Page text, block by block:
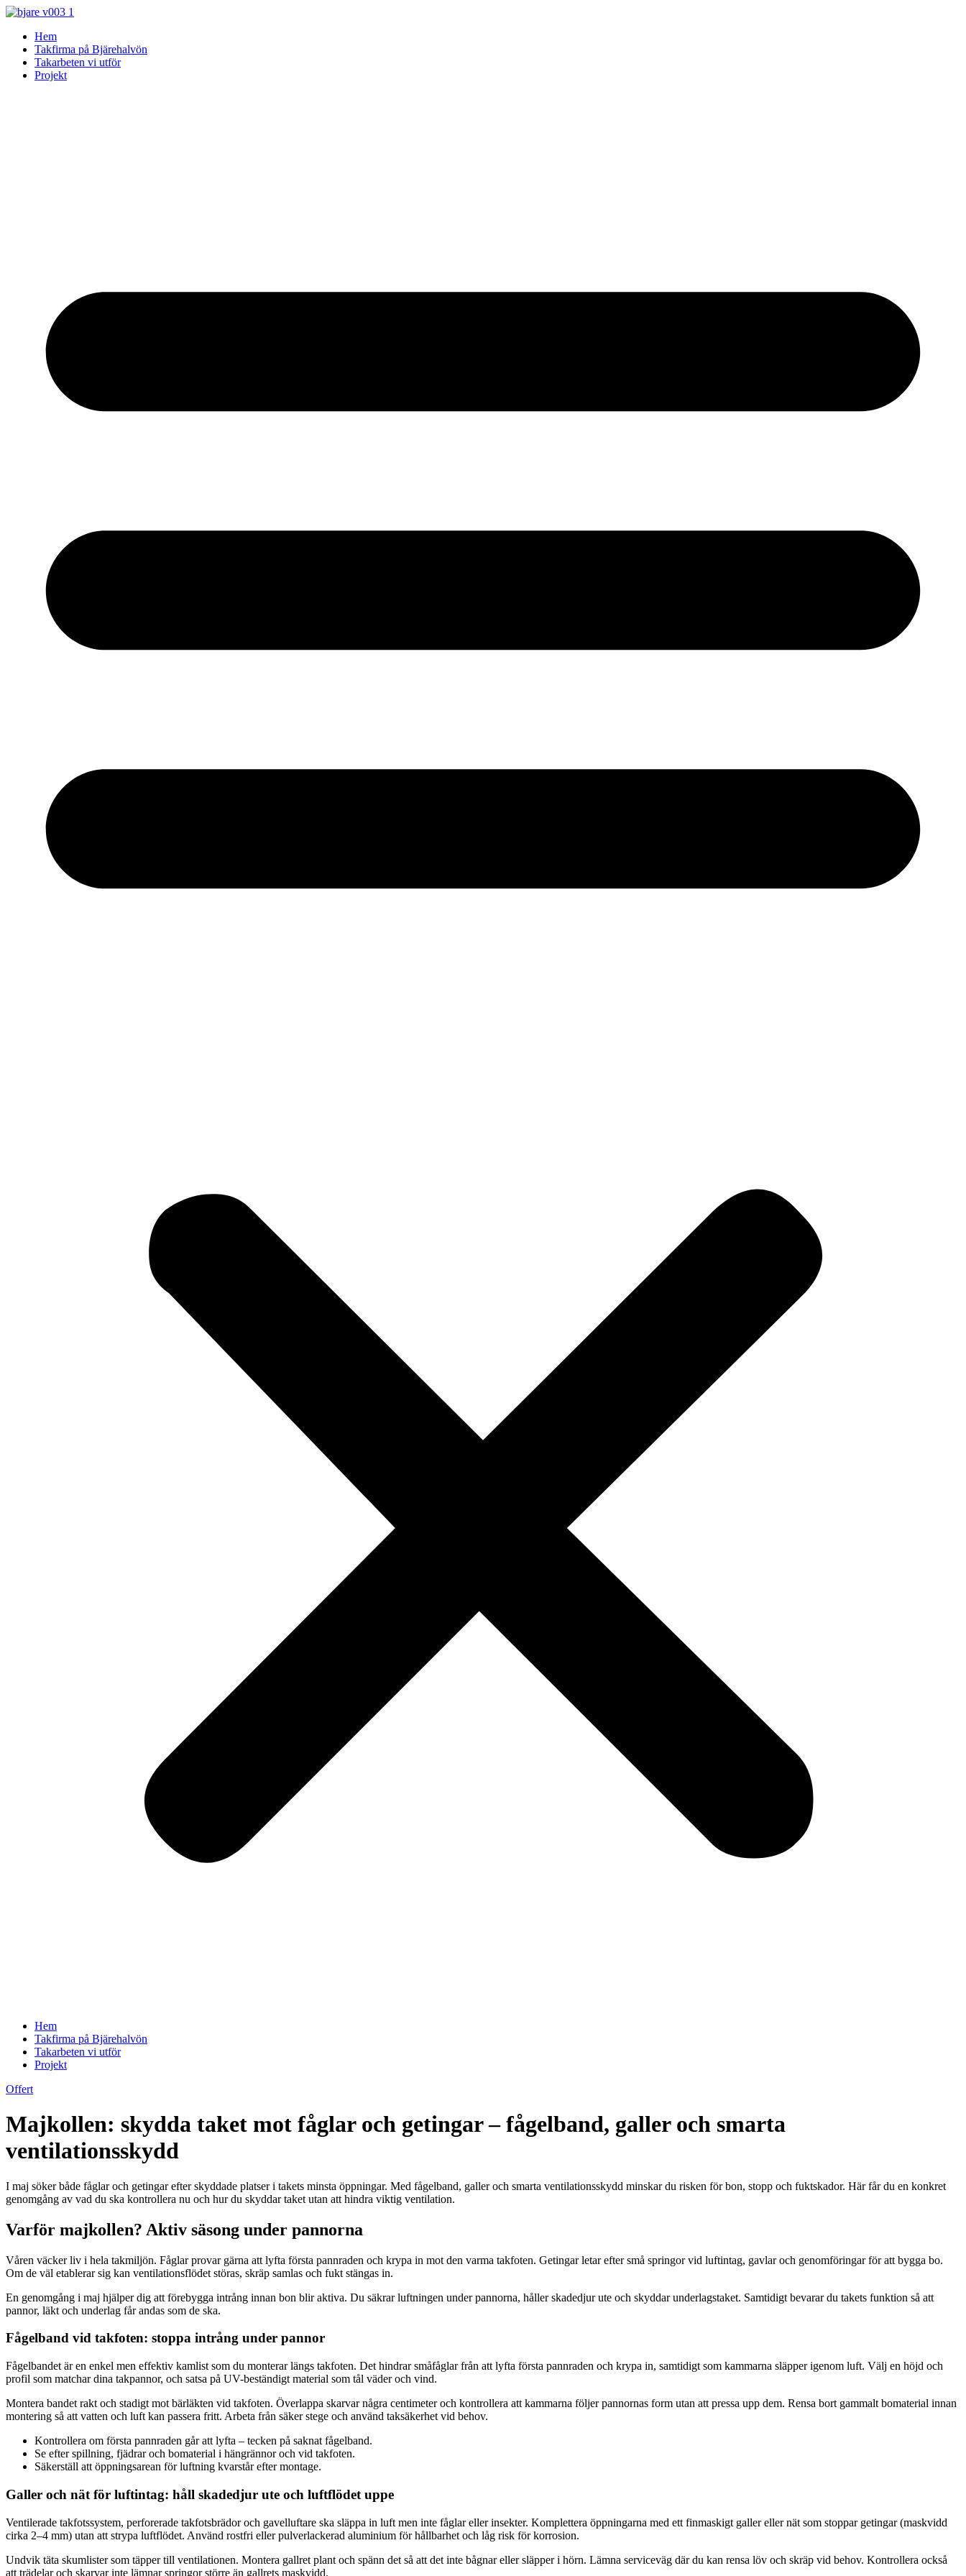
Skip
contentHem
Takfirma på Bjärehalvön
Takarbeten vi utför
Projekt
Hem
Takfirma på Bjärehalvön
Takarbeten vi utför
Projekt
Offert
Majkollen: skydda taket mot fåglar och getingar – fågelband, galler och smarta
ventilationsskydd
I maj söker både fåglar och getingar efter skyddade platser i takets minsta öppningar. Med fågelband, galler och smarta ventilationsskydd minskar du risken för bon, stopp och fuktskador. Här får du en konkret
genomgång av vad du ska kontrollera nu och hur du skyddar taket utan att hindra viktig ventilation.
Varför majkollen? Aktiv säsong under pannorna
Våren väcker liv i hela takmiljön. Fåglar provar gärna att lyfta första pannraden och krypa in mot den varma takfoten. Getingar letar efter små springor vid luftintag, gavlar och genomföringar för att bygga bo.
Om de väl etablerar sig kan ventilationsflödet störas, skräp samlas och fukt stängas in.
En genomgång i maj hjälper dig att förebygga intrång innan bon blir aktiva. Du säkrar luftningen under pannorna, håller skadedjur ute och skyddar underlagstaket. Samtidigt bevarar du takets funktion så att
pannor, läkt och underlag får andas som de ska.
Fågelband vid takfoten: stoppa intrång under pannor
Fågelbandet är en enkel men effektiv kamlist som du monterar längs takfoten. Det hindrar småfåglar från att lyfta första pannraden och krypa in, samtidigt som kammarna släpper igenom luft. Välj en höjd och
profil som matchar dina takpannor, och satsa på UV-beständigt material som tål väder och vind.
Montera bandet rakt och stadigt mot bärläkten vid takfoten. Överlappa skarvar några centimeter och kontrollera att kammarna följer pannornas form utan att pressa upp dem. Rensa bort gammalt bomaterial innan
montering så att vatten och luft kan passera fritt. Arbeta från säker stege och använd taksäkerhet vid behov.
Kontrollera om första pannraden går att lyfta – tecken på saknat fågelband.
Se efter spillning, fjädrar och bomaterial i hängrännor och vid takfoten.
Säkerställ att öppningsarean för luftning kvarstår efter montage.
Galler och nät för luftintag: håll skadedjur ute och luftflödet uppe
Ventilerade takfotssystem, perforerade takfotsbrädor och gavelluftare ska släppa in luft men inte fåglar eller insekter. Komplettera öppningarna med ett finmaskigt galler eller nät som stoppar getingar (maskvidd
cirka 2–4 mm) utan att strypa luftflödet. Använd rostfri eller pulverlackerad aluminium för hållbarhet och låg risk för korrosion.
Undvik täta skumlister som täpper till ventilationen. Montera gallret plant och spänn det så att det inte bågnar eller släpper i hörn. Lämna serviceväg där du kan rensa löv och skräp vid behov. Kontrollera också
att trädelar och skarvar inte lämnar springor större än gallrets maskvidd.